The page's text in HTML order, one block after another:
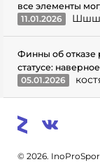
все элементы
11.01.2026
Финны об отказе
статусе:
05.01.2026
© 2026.